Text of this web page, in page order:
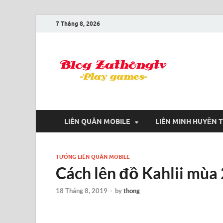
7 Tháng 8, 2026
LIÊN QUÂN MOBILE LIÊN MINH HUYỀN
TƯỚNG LIÊN QUÂN MOBILE
Cách lên đồ Kahlii
18 Tháng 8, 2019 - bythong